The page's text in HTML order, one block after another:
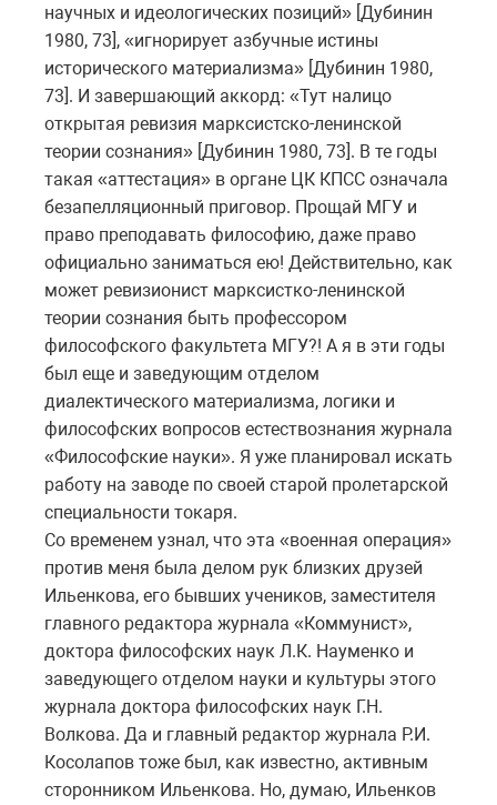
научных и идеологических позиций» [Дубинин
1980, 73], «игнорирует азбучные истины
исторического материализма» [Дубинин 1980,
73]. И завершающий аккорд: «Тут налицо
открытая ревизия марксистско-ленинской
теории сознания» [Дубинин 1980, 73]. В те годы
такая «аттестация» в органе ЦК КПСС означала
безапелляционный приговор. Прощай МГУ и
право преподавать философию, даже право
официально заниматься ею! Действительно, как
может ревизионист марксистко-ленинской
теории сознания быть профессором
философского факультета МГУ?! А я в эти годы
был еще и заведующим отделом
диалектического материализма, логики и
философских вопросов естествознания журнала
«Философские науки». Я уже планировал искать
работу на заводе по своей старой пролетарской
специальности токаря.
Со временем узнал, что эта «военная операция»
против меня была делом рук близких друзей
Ильенкова, его бывших учеников, заместителя
главного редактора журнала «Коммунист»,
доктора философских наук Л.К. Науменко и
заведующего отделом науки и культуры этого
журнала доктора философских наук Г.Н.
Волкова. Да и главный редактор журнала Р.И.
Косолапов тоже был, как известно, активным
сторонником Ильенкова. Но, думаю, Ильенков